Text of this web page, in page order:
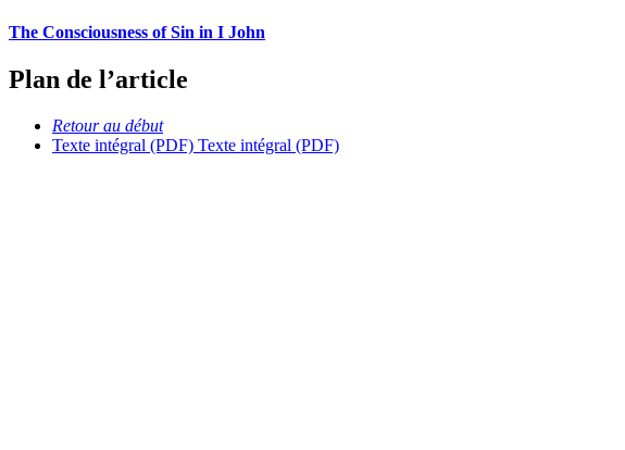
The Consciousness of Sin in I John
Plan de l’article
Retour au début
Texte intégral (PDF) Texte intégral (PDF)